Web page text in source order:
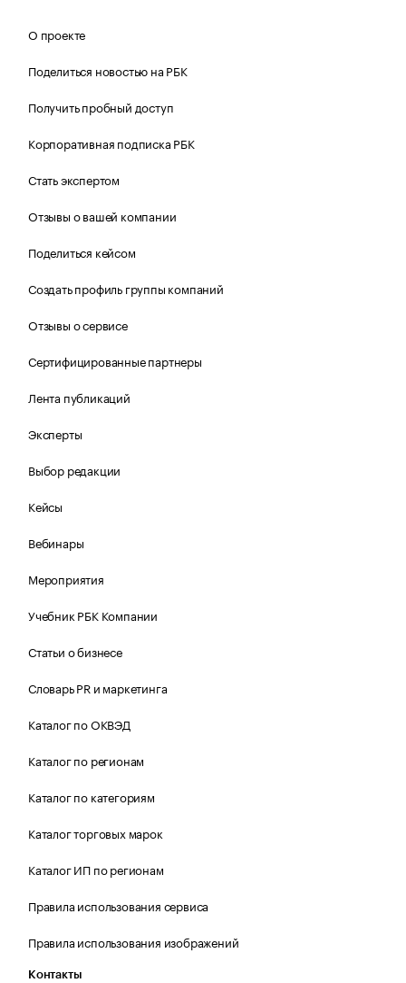
О проекте
Поделиться новостью на РБК
Получить пробный доступ
Корпоративная подписка РБК
Стать экспертом
Отзывы о вашей компании
Поделиться кейсом
Создать профиль группы компаний
Отзывы о сервисе
Сертифицированные партнеры
Лента публикаций
Эксперты
Выбор редакции
Кейсы
Вебинары
Мероприятия
Учебник РБК Компании
Статьи о бизнесе
Словарь PR и маркетинга
Каталог по ОКВЭД
Каталог по регионам
Каталог по категориям
Каталог торговых марок
Каталог ИП по регионам
Правила использования сервиса
Правила использования изображений
Контакты